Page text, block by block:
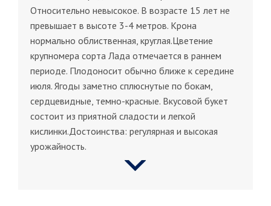
Относительно невысокое. В возрасте 15 лет не
превышает в высоте 3-4 метров. Крона
нормально облиственная, круглая.Цветение
крупномера сорта Лада отмечается в раннем
периоде. Плодоносит обычно ближе к середине
июля. Ягоды заметно сплюснутые по бокам,
сердцевидные, темно-красные. Вкусовой букет
состоит из приятной сладости и легкой
кислинки.Достоинства: регулярная и высокая
урожайность.